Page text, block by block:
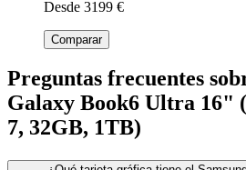
Desde 3199 €
Comparar
Preguntas frecuentes
Galaxy Book6 Ultra 16"
7, 32GB, 1TB)